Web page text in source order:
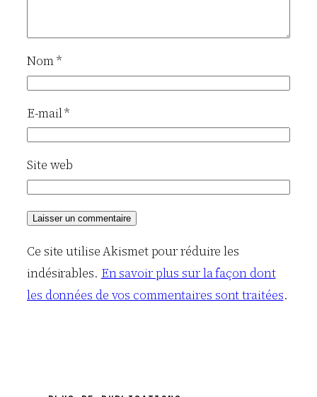
Nom*
E-mail*
Site web
Ce site utilise Akismet pour réduire les
indésirables. En savoir plus sur la façon dont
les données de vos commentaires sont traitées.